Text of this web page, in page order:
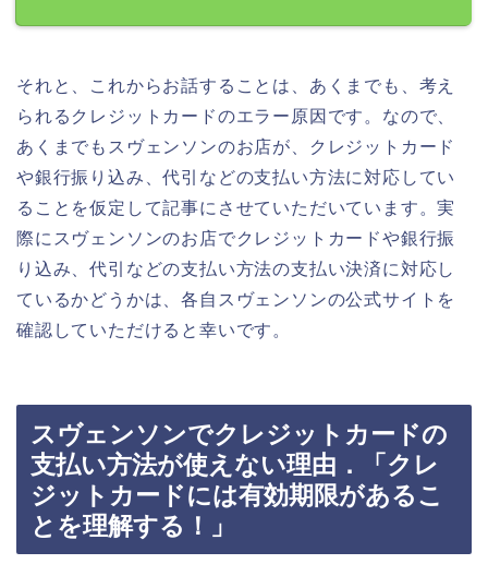
それと、これからお話することは、あくまでも、考え
られるクレジットカードのエラー原因です。なので、
あくまでもスヴェンソンのお店が、クレジットカード
や銀行振り込み、代引などの支払い方法に対応してい
ることを仮定して記事にさせていただいています。実
際にスヴェンソンのお店でクレジットカードや銀行振
り込み、代引などの支払い方法の支払い決済に対応し
ているかどうかは、各自スヴェンソンの公式サイトを
確認していただけると幸いです。
スヴェンソンでクレジットカードの
支払い方法が使えない理由．「クレ
ジットカードには有効期限があるこ
とを理解する！」